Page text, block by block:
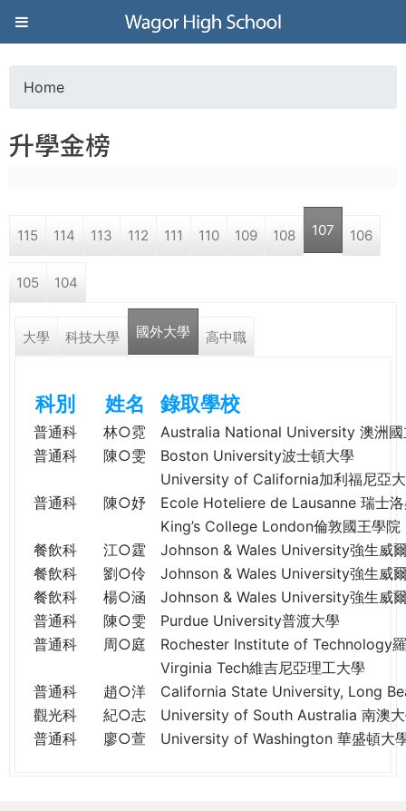
Jump to navigation
葳
格
高
學
o
a
r
e
e
e
Home
升學金榜
115 114 113 112 111 110 109 108 107 106
105 104
大學 科技大學 國外大學 高中職
科別 姓名 錄取學校
普通科 林○霓
Australia National University 澳洲國
普通科
陳○雯
Boston University波士頓大學
University of California加利福尼亞
普通科
陳○妤
Ecole Hoteliere de Lausanne 瑞士
King’s College London倫敦國王學院
餐飲科
江○霆
Johnson & Wales University強生威
餐飲科
劉○伶
Johnson & Wales University強生威
餐飲科
楊○涵
Johnson & Wales University強生威
普通科
陳○雯
Purdue University普渡大學
普通科
周○庭
Rochester Institute of Technology
Virginia Tech維吉尼亞理工大學
普通科
趙○洋
California State University, Long
觀光科
紀○志
University of South Australia 南澳
普通科
廖○萱 University of Washington 華盛頓大